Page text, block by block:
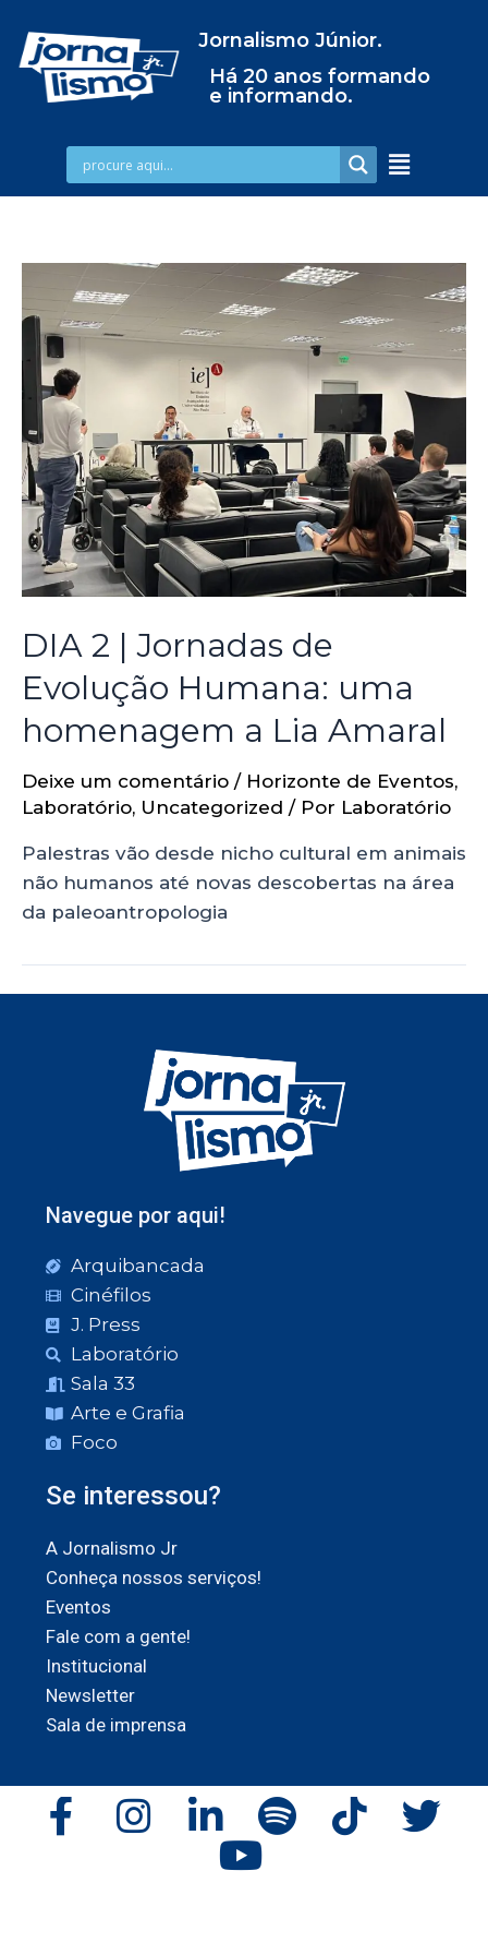
Jornalismo Júnior.
Há 20 anos formando
e informando.
DIA 2 | Jornadas de
Evolução Humana: uma
homenagem a Lia Amaral
Deixe um comentário / Horizonte de Eventos,
Laboratório, Uncategorized / Por Laboratório
Palestras vão desde nicho cultural em animais
não humanos até novas descobertas na área
da paleoantropologia
Navegue por aqui!
Arquibancada
Cinéfilos
J. Press
Laboratório
Sala 33
Arte e Grafia
Foco
Se interessou?
A Jornalismo Jr
Conheça nossos serviços!
Eventos
Fale com a gente!
Institucional
Newsletter
Sala de imprensa